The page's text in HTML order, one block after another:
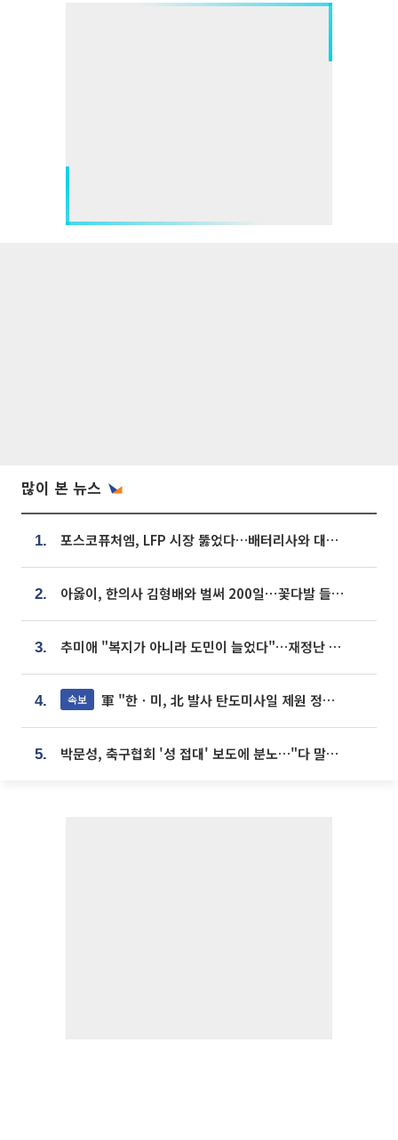
많이 본 뉴스
1. 포스코퓨처엠, LFP 시장 뚫었다…배터리사와 대규모 장기 공급 합의
2. 아옳이, 한의사 김형배와 벌써 200일⋯꽃다발 들고 "프러포즈 아냐"
3. 추미애 "복지가 아니라 도민이 늘었다"…재정난 책임론 정면돌파
4. 속보 軍 "한ㆍ미, 北 발사 탄도미사일 제원 정밀분석 중"
5. 박문성, 축구협회 '성 접대' 보도에 분노…"다 말아먹으려고 작정했나"